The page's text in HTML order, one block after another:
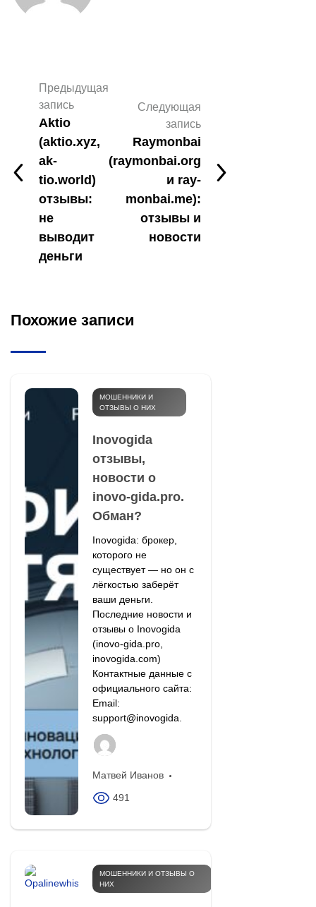
Предыдущая
запись
Aktio
(aktio.xyz,
ak-
tio.world)
отзывы:
не
выводит
деньги
Следующая
запись
Raymonbai
(raymonbai.org
и ray-
monbai.me):
отзывы и
новости
Похожие записи
МОШЕННИКИ И
ОТЗЫВЫ О НИХ
Inovogida
отзывы,
новости о
inovo-gida.pro.
Обман?
Inovogida: брокер,
которого не
существует — но он с
лёгкостью заберёт
ваши деньги.
Последние новости и
отзывы о Inovogida
(inovo-gida.pro,
inovogida.com)
Контактные данные с
официального сайта:
Email:
support@inovogida.
Матвей Иванов
491
МОШЕННИКИ И ОТЗЫВЫ О
НИХ